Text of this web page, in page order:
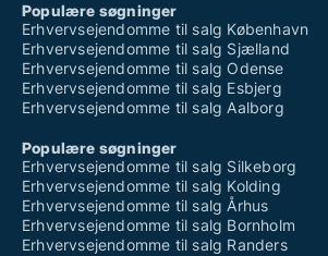
Populære søgninger
Erhvervsejendomme til salg København
Erhvervsejendomme til salg Sjælland
Erhvervsejendomme til salg Odense
Erhvervsejendomme til salg Esbjerg
Erhvervsejendomme til salg Aalborg
Populære søgninger
Erhvervsejendomme til salg Silkeborg
Erhvervsejendomme til salg Kolding
Erhvervsejendomme til salg Århus
Erhvervsejendomme til salg Bornholm
Erhvervsejendomme til salg Randers